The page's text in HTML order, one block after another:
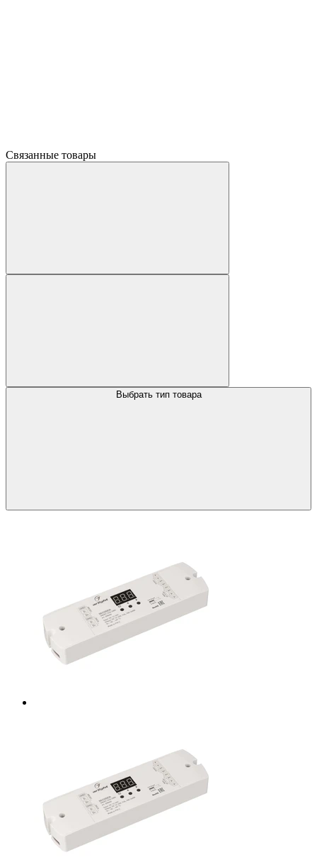
Связанные товары
Выбрать тип товара